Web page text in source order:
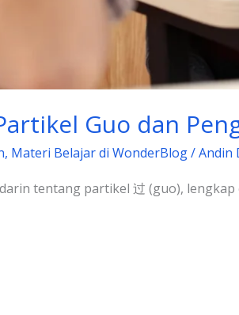
Guo dan
, Materi Belajar di WonderBlog/Andin
tentang partikel 过 (guo),